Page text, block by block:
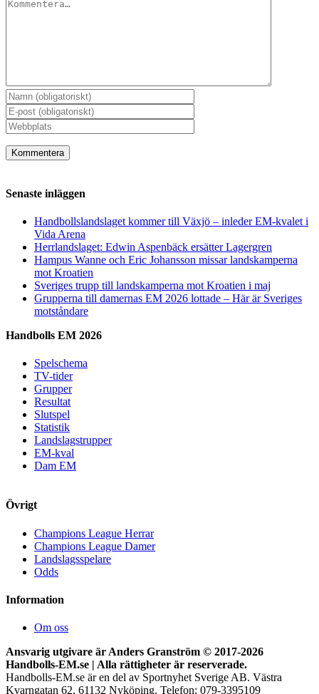
Senaste inläggen
Handbollslandslaget kommer till Växjö – inleder EM-kvalet i
Vida Arena
Herrlandslaget: Edwin Aspenbäck ersätter Lagergren
Hampus Wanne och Eric Johansson missar landskamperna
mot Kroatien
Sveriges trupp till landskamperna mot Kroatien i maj
Grupperna till damernas EM 2026 lottade – Här är Sveriges
motståndare
Handbolls EM 2026
Spelschema
TV-tider
Grupper
Resultat
Slutspel
Statistik
Landslagstrupper
EM-kval
Dam EM
Övrigt
Champions League Herrar
Champions League Damer
Landslagsspelare
Odds
Information
Om oss
Ansvarig utgivare är Anders Granström © 2017-2026
Handbolls-EM.se | Alla rättigheter är reserverade.
Handbolls-EM.se är en del av Sportnyhet Sverige AB. Västra
Kvarngatan 62, 61132 Nyköping. Telefon: 079-3395109